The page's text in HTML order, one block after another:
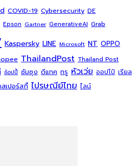
COVID-19 Cybersecurity DE
Epson Gartner GenerativeAI Grab
Kaspersky LINE Microsoft NT OPPO
ThailandPost Thailand Post
ช้อปปี้ ซัมซุง ดีแทค ทรู หัวเว่ย ออปโป้ เรียล
เปอร์สกี้ ไปรษณีย์ไทย ไลน์